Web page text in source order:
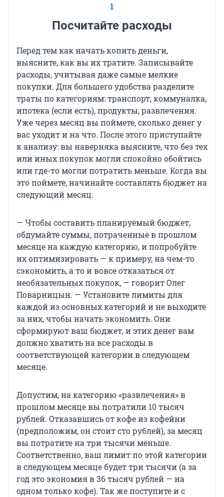
1
Посчитайте расходы
Перед тем как начать копить деньги,
выясните, как вы их тратите. Записывайте
расходы, учитывая даже самые мелкие
покупки. Для большего удобства разделите
траты по категориям: транспорт, коммуналка,
ипотека (если есть), продукты, развлечения.
Уже через месяц вы поймете, сколько денег у
вас уходит и на что. После этого приступайте
к анализу: вы наверняка выясните, что без тех
или иных покупок могли спокойно обойтись
или где-то могли потратить меньше. Когда вы
это поймете, начинайте составлять бюджет на
следующий месяц.
— Чтобы составить планируемый бюджет,
обдумайте суммы, потраченные в прошлом
месяце на каждую категорию, и попробуйте
их оптимизировать — к примеру, на чем-то
сэкономить, а то и вовсе отказаться от
необязательных покупок, — говорит Олег
Поварницын. — Установите лимиты для
каждой из основных категорий и не выходите
за них, чтобы начать экономить. Они
сформируют ваш бюджет, и этих денег вам
должно хватить на все расходы в
соответствующей категории в следующем
месяце.
Допустим, на категорию «развлечения» в
прошлом месяце вы потратили 10 тысяч
рублей. Отказавшись от кофе из кофейни
(предположим, он стоит сто рублей), за месяц
вы потратите на три тысячи меньше.
Соответственно, ваш лимит по этой категории
в следующем месяце будет три тысячи (а за
год это экономия в 36 тысяч рублей — на
одном только кофе). Так же поступите и с